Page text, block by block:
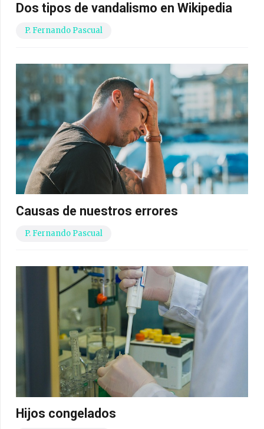
Dos tipos de vandalismo en Wikipedia
P. Fernando Pascual
Causas de nuestros errores
P. Fernando Pascual
Hijos congelados